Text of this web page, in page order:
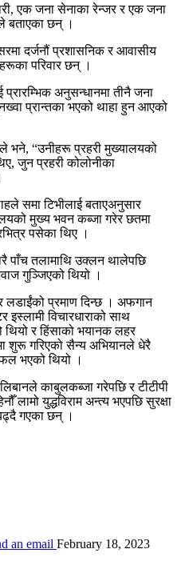
एक जना सेनाका रेन्जर र एक जना
बताएका छन् ।
दर्जनौं प्रशासनिक र आवासीय
परिवार छन् ।
अनुसन्धानमा तीनै जना
प्रान्तका भएको थाहा हुन आएको
भने, “उनीहरू प्रहरी मुख्यालयको
जुन प्रहरी कोलोनीका
समा टिभीलाई बताएअनुसार
मुख्य भवन कब्जा गरेर छतमा
पसेका थिए ।
पाँच तलामाथि उक्लन थालेपछि
गुञ्जिएको थियो ।
लडाईंको प्रमाण दिन्छ । अफगान
इस्लामी विचारधाराको साथ
र हिंसाको भयानक लहर
शुरू गरिएको सैन्य अभियानले धेरै
भएको थियो ।
काबुलकब्जा गरेपछि र टीटीपी
लामो युद्धविराम अन्त्य भएपछि सुरक्षा
गएका छन् ।
an email February 18, 2023